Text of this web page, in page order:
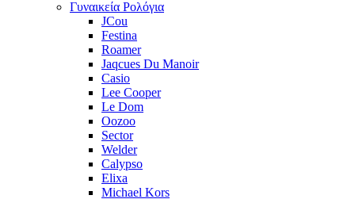
Γυναικεία Ρολόγια
JCou
Festina
Roamer
Jaqcues Du Manoir
Casio
Lee Cooper
Le Dom
Oozoo
Sector
Welder
Calypso
Elixa
Michael Kors